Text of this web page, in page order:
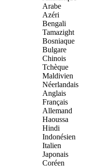
Arabe
Azéri
Bengali
Tamazight
Bosniaque
Bulgare
Chinois
Tchèque
Maldivien
Néerlandais
Anglais
Français
Allemand
Haoussa
Hindi
Indonésien
Italien
Japonais
Coréen